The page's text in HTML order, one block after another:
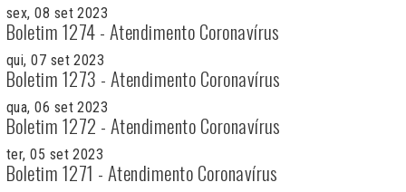
sex, 08 set 2023
Boletim 1274 - Atendimento Coronavírus
qui, 07 set 2023
Boletim 1273 - Atendimento Coronavírus
qua, 06 set 2023
Boletim 1272 - Atendimento Coronavírus
ter, 05 set 2023
Boletim 1271 - Atendimento Coronavírus